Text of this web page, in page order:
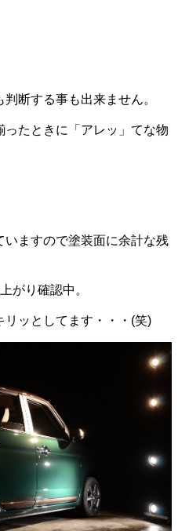
断する事も出来ません。
たときに「アレッ」てな物
いますので塗装面に余計な残
がり確認中。
リッとしてます・・・(笑)